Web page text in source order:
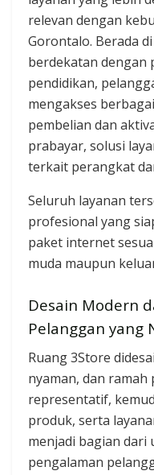
relevan dengan
Gorontalo. Berada
berdekatan dengan
pendidikan,
mengakses
pembelian dan
prabayar, solusi
terkait perangkat
Seluruh layanan
profesional yang
paket internet
muda maupun
Desain Modern
Pelanggan yang
Ruang 3Store
nyaman, dan
representatif,
produk, serta
menjadi bagian dari
pengalaman